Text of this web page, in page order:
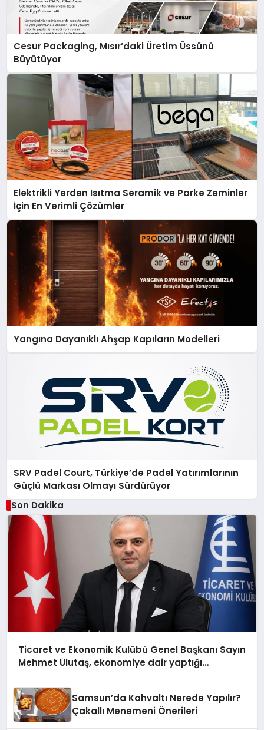
Cesur Packaging, Mısır’daki Üretim Üssünü
Büyütüyor
Elektrikli Yerden Isıtma Seramik ve Parke Zeminler
İçin En Verimli Çözümler
Yangına Dayanıklı Ahşap Kapıların Modelleri
SRV Padel Court, Türkiye’de Padel Yatırımlarının
Güçlü Markası Olmayı Sürdürüyor
Son Dakika
Ticaret ve Ekonomik Kulübü Genel Başkanı Sayın
Mehmet Ulutaş, ekonomiye dair yaptığı
Samsun’da Kahvaltı Nerede Yapılır?
Çakallı Menemeni Önerileri